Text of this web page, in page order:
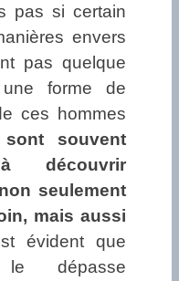
pas si certain
envers
pas quelque
forme de
ces hommes
souvent
découvrir
seulement
mais aussi
évident que
dépasse